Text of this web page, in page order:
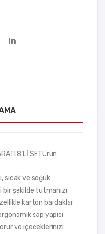
8’Lİ SETÜrün
sıcak ve soğuk
şekilde tutmanızı
karton bardaklar
sap yapısı
ve içeceklerinizi